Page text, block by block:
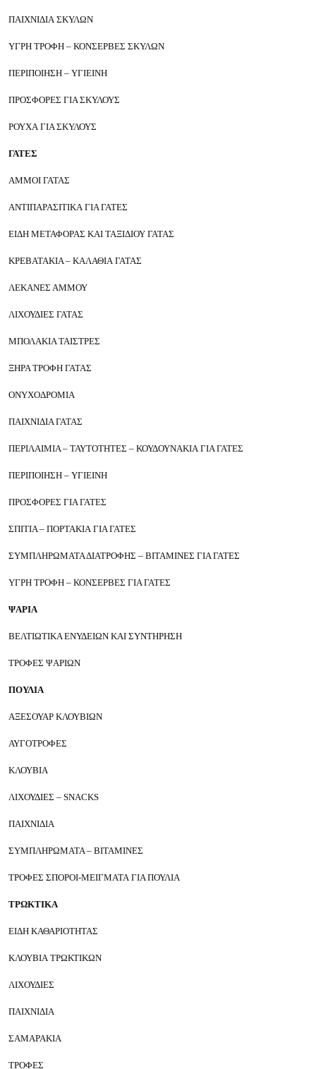
ΠΑΙΧΝΙΔΙΑ ΣΚΥΛΩΝ
ΥΓΡΗ ΤΡΟΦΗ – ΚΟΝΣΕΡΒΕΣ ΣΚΥΛΩΝ
ΠΕΡΙΠΟΙΗΣΗ – ΥΓΙΕΙΝΗ
ΠΡΟΣΦΟΡΕΣ ΓΙΑ ΣΚΥΛΟΥΣ
ΡΟΥΧΑ ΓΙΑ ΣΚΥΛΟΥΣ
ΓΑΤΕΣ
ΑΜΜΟΙ ΓΑΤΑΣ
ΑΝΤΙΠΑΡΑΣΙΤΙΚΑ ΓΙΑ ΓΑΤΕΣ
ΕΙΔΗ ΜΕΤΑΦΟΡΑΣ ΚΑΙ ΤΑΞΙΔΙΟΥ ΓΑΤΑΣ
ΚΡΕΒΑΤΑΚΙΑ – ΚΑΛΑΘΙΑ ΓΑΤΑΣ
ΛΕΚΑΝΕΣ ΑΜΜΟΥ
ΛΙΧΟΥΔΙΕΣ ΓΑΤΑΣ
ΜΠΟΛΑΚΙΑ ΤΑΙΣΤΡΕΣ
ΞΗΡΑ ΤΡΟΦΗ ΓΑΤΑΣ
ΟΝΥΧΟΔΡΟΜΙΑ
ΠΑΙΧΝΙΔΙΑ ΓΑΤΑΣ
ΠΕΡΙΛΑΙΜΙΑ – ΤΑΥΤΟΤΗΤΕΣ – ΚΟΥΔΟΥΝΑΚΙΑ ΓΙΑ ΓΑΤΕΣ
ΠΕΡΙΠΟΙΗΣΗ – ΥΓΙΕΙΝΗ
ΠΡΟΣΦΟΡΕΣ ΓΙΑ ΓΑΤΕΣ
ΣΠΙΤΙΑ – ΠΟΡΤΑΚΙΑ ΓΙΑ ΓΑΤΕΣ
ΣΥΜΠΛΗΡΩΜΑΤΑ ΔΙΑΤΡΟΦΗΣ – ΒΙΤΑΜΙΝΕΣ ΓΙΑ ΓΑΤΕΣ
ΥΓΡΗ ΤΡΟΦΗ – ΚΟΝΣΕΡΒΕΣ ΓΙΑ ΓΑΤΕΣ
ΨΑΡΙΑ
ΒΕΛΤΙΩΤΙΚΑ ΕΝΥΔΕΙΩΝ ΚΑΙ ΣΥΝΤΗΡΗΣΗ
ΤΡΟΦΕΣ ΨΑΡΙΩΝ
ΠΟΥΛΙΑ
ΑΞΕΣΟΥΑΡ ΚΛΟΥΒΙΩΝ
ΑΥΓΟΤΡΟΦΕΣ
ΚΛΟΥΒΙΑ
ΛΙΧΟΥΔΙΕΣ – SNACKS
ΠΑΙΧΝΙΔΙΑ
ΣΥΜΠΛΗΡΩΜΑΤΑ – ΒΙΤΑΜΙΝΕΣ
ΤΡΟΦΕΣ ΣΠΟΡΟΙ-ΜΕΙΓΜΑΤΑ ΓΙΑ ΠΟΥΛΙΑ
ΤΡΩΚΤΙΚΑ
ΕΙΔΗ ΚΑΘΑΡΙΟΤΗΤΑΣ
ΚΛΟΥΒΙΑ ΤΡΩΚΤΙΚΩΝ
ΛΙΧΟΥΔΙΕΣ
ΠΑΙΧΝΙΔΙΑ
ΣΑΜΑΡΑΚΙΑ
ΤΡΟΦΕΣ